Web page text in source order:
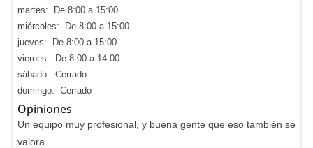
martes: De 8:00 a 15:00
miércoles: De 8:00 a 15:00
jueves: De 8:00 a 15:00
viernes: De 8:00 a 14:00
sábado: Cerrado
domingo: Cerrado
Opiniones
Un equipo muy profesional, y buena gente que eso también se
valora